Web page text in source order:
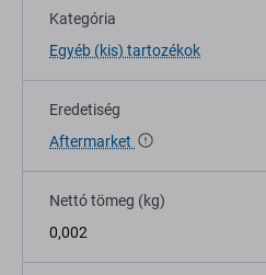
Kategória
Egyéb (kis) tartozékok
Eredetiség
Aftermarket
Nettó tömeg (kg)
0,002